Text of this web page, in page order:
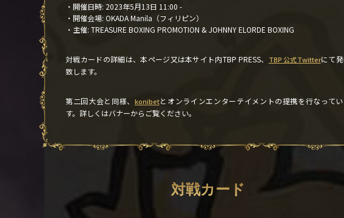
・開催日時: 2023年5月13日 11:00 -
・開催会場: OKADA Manila（フィリピン）
・主催: TREASURE BOXING PROMOTION & JOHNNY ELORDE BOXING
対戦カードの詳細は、本ページ又は本サイト内TBP PRESS、 TBP 公式Twitterにて
致します。
第二回大会と同様、 konibetとオンラインエンターテイメントの提携を行なって
す。詳しくはバナーからご覧ください。
対戦カード